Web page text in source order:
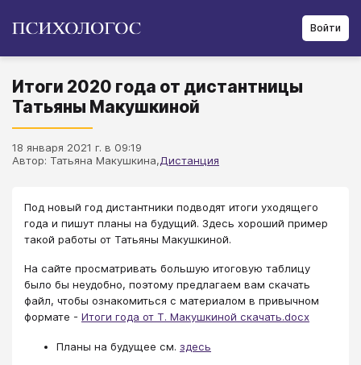
Войти
Итоги 2020 года от дистантницы
Татьяны Макушкиной
18 января 2021 г. в 09:19
Автор: Татьяна Макушкина,Дистанция
Под новый год дистантники подводят итоги уходящего
года и пишут планы на будущий. Здесь хороший пример
такой работы от Татьяны Макушкиной.
На сайте просматривать большую итоговую таблицу
было бы неудобно, поэтому предлагаем вам скачать
файл, чтобы ознакомиться с материалом в привычном
формате - Итоги года от Т. Макушкиной скачать.docx
Планы на будущее см. здесь